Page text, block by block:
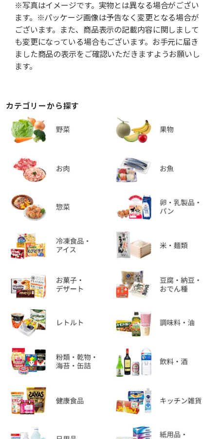
※写真はイメージです。実物とは異なる場合がござい
ます。※パッケージ画像は予告なく変更となる場合が
ございます。また、商品表示の記載内容に関しまして
も変更になっている場合もございます。お手元に届き
ました商品の表示をご確認いただきますようお願いし
ます。
カテゴリーから探す